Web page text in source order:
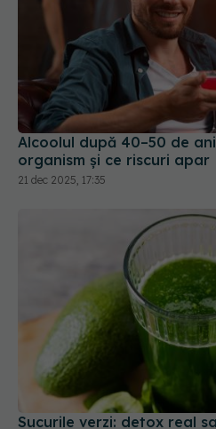
Alcoolul după 40–50 de
organism și ce riscuri apar
21 dec 2025, 17:35
Sucurile verzi: detox real
20 aug 2025, 23:11